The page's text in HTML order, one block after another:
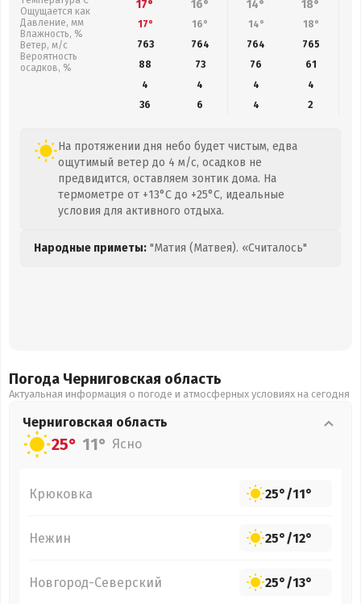
Ощущается как
Давление, мм
Влажность, %
Ветер, м/с
Вероятность
осадков, %
17° 16° 14° 18°
17° 16° 14° 18°
763
764 764 765
88
73 76 61
4
4 4
4
36
6 4 2
На протяжении дня небо будет чистым, едва
ощутимый ветер до 4 м/с, осадков не
предвидится, оставляем зонтик дома. На
термометре от +13°C до +25°C, идеальные
условия для активного отдыха.
Народные приметы: "Матия (Матвея). «Считалось"
Погода Черниговская область
Актуальная информация о погоде и атмосферных условиях на сегодня
Черниговская область
25° 11° Ясно
Крюковка 25°/11°
Нежин 25°/12°
Новгород-Северский 25°/13°